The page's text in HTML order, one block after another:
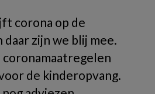
corona op de
zijn we blij mee.
coronamaatregelen
de kinderopvang.